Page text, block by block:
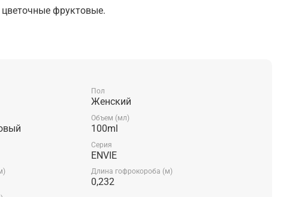
фруктовые.
цитрусы, клубника, красное яблоко.
амбра, мускус, малина.
Пол
Женский
Объем (мл)
100ml
Серия
ENVIE
Длина гофрокороба (м)
0,232